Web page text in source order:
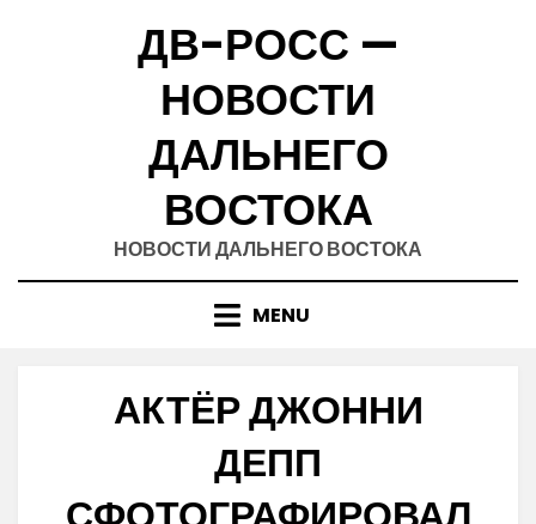
ДВ-РОСС —
НОВОСТИ
ДАЛЬНЕГО
ВОСТОКА
НОВОСТИ ДАЛЬНЕГО ВОСТОКА
MENU
АКТЁР ДЖОННИ
ДЕПП